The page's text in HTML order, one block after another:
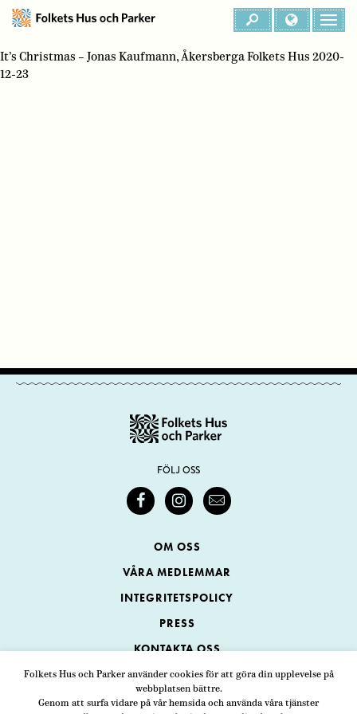
Folkets Hus och Parker använder cookies för att göra din upplevelse på
webbplatsen bättre.
Genom att surfa vidare på vår hemsida och använda våra tjänster
It’s Christmas – Jonas Kaufmann, Åkersberga Folkets Hus 2020-
12-23
FÖLJ OSS
OM OSS
VÅRA MEDLEMMAR
INTEGRITETSPOLICY
PRESS
KONTAKTA OSS
Folkets Hus och Parker